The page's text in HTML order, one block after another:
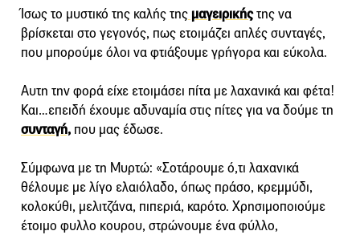
Ίσως το μυστικό της καλής της μαγειρικήςτης να
βρίσκεται στο γεγονός, πως ετοιμάζει απλές συνταγές,
που μπορούμε όλοι να φτιάξουμε γρήγορα και εύκολα.
Αυτη την φορά είχε ετοιμάσει πίτα με λαχανικά και φέτα!
Και…επειδή έχουμε αδυναμία στις πίτες για να δούμε τη
συνταγή, που μας έδωσε.
Σύμφωνα με τη Μυρτώ: «Σοτάρουμε ό,τι λαχανικά
θέλουμε με λίγο ελαιόλαδο, όπως πράσο, κρεμμύδι,
κολοκύθι, μελιτζάνα, πιπεριά, καρότο. Χρησιμοποιούμε
έτοιμο φυλλο κουρου, στρώνουμε ένα φύλλο,